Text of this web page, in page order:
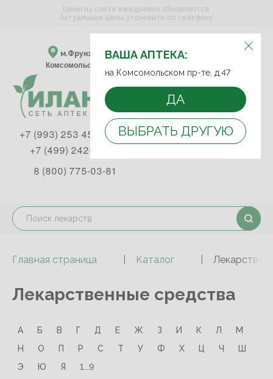
ВЫБЕРИТЕ АПТЕКУ:
м.Фрунзенская м.Спортивная
Комсомольский пр-т, д. 47
ВАША АПТЕКА:
на Комсомольском пр-те, д.47
ДА
ВЫБРАТЬ ДРУГУЮ
Цены на сайте ежедневно обновляются.
Актуальные цены уточняйте по телефону
+7 (993) 253 45 93
+7 (499) 242-90-85
8 (800) 775-03-81
Главная страница Каталог
Лекарственные средства
А Б В Г Д Е Ж З И К Л
М
Н
О П Р С Т У Ф Х Ц Ч
Ш
Э
Ю Я 1...9